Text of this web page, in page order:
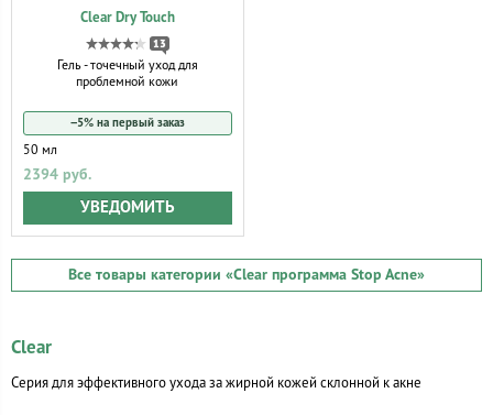
Clear Dry Touch
13
Гель - точечный уход для
проблемной кожи
−5% на первый заказ
50 мл
2394 руб.
УВЕДОМИТЬ
Все товары категории «Clear программа Stop Acne»
Clear
Серия для эффективного ухода за жирной кожей склонной к акне